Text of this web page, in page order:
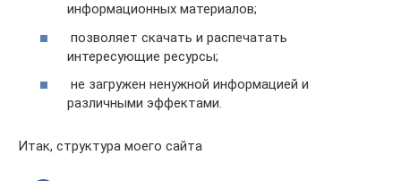
информационных материалов;
позволяет скачать и распечатать
интересующие ресурсы;
не загружен ненужной информацией и
различными эффектами.
Итак, структура моего сайта